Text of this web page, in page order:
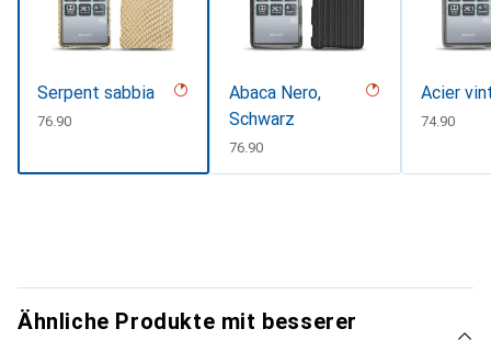
Serpent sabbia
CHF
76.90
Abaca Nero,
Schwarz
CHF
76.90
Acier
CHF
74.90
Ähnliche Produkte mit besserer